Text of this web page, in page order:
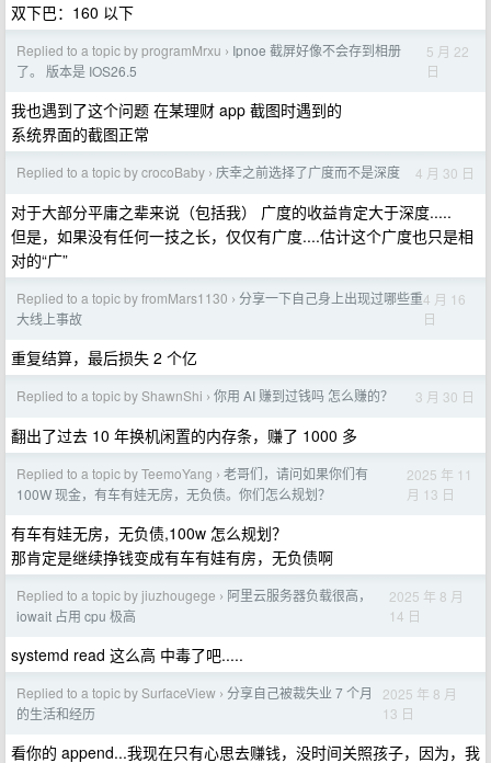
双下巴：160 以下
Replied to a topic by programMrxu › Ipnoe 截屏好像不会存到相册
了。 版本是 IOS26.5
5 月 22
日
我也遇到了这个问题 在某理财 app 截图时遇到的
系统界面的截图正常
Replied to a topic by crocoBaby › 庆幸之前选择了广度而不是深度 4 月 30 日
对于大部分平庸之辈来说（包括我） 广度的收益肯定大于深度.....
但是，如果没有任何一技之长，仅仅有广度....估计这个广度也只是相
对的“广”
Replied to a topic by fromMars1130 › 分享一下自己身上出现过哪些重
大线上事故
4 月 16
日
重复结算，最后损失 2 个亿
Replied to a topic by ShawnShi › 你用 AI 赚到过钱吗 怎么赚的？ 3 月 30 日
翻出了过去 10 年换机闲置的内存条，赚了 1000 多
Replied to a topic by TeemoYang › 老哥们，请问如果你们有
100W 现金，有车有娃无房，无负债。你们怎么规划？
2025 年 11
月 13 日
有车有娃无房，无负债,100w 怎么规划？
那肯定是继续挣钱变成有车有娃有房，无负债啊
Replied to a topic by jiuzhougege › 阿里云服务器负载很高，
iowait 占用 cpu 极高
2025 年 8 月
14 日
systemd read 这么高 中毒了吧.....
Replied to a topic by SurfaceView › 分享自己被裁失业 7 个月
的生活和经历
2025 年 8 月
13 日
看你的 append...我现在只有心思去赚钱，没时间关照孩子，因为，我